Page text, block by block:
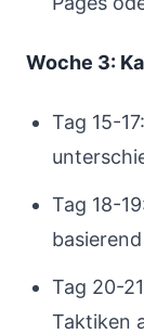
Woche 3:
Tag 15-
Tag 18-
Tag 20-
Taktiken